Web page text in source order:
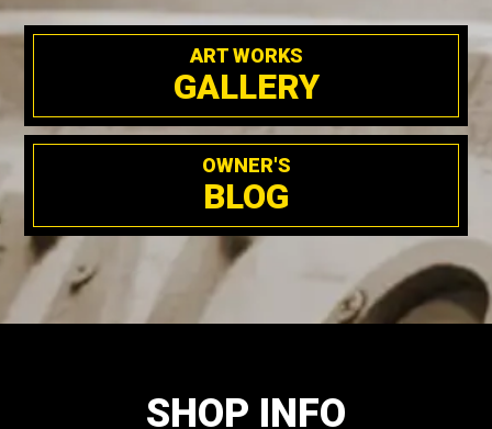
ART WORKS
GALLERY
OWNER'S
BLOG
SHOP INFO